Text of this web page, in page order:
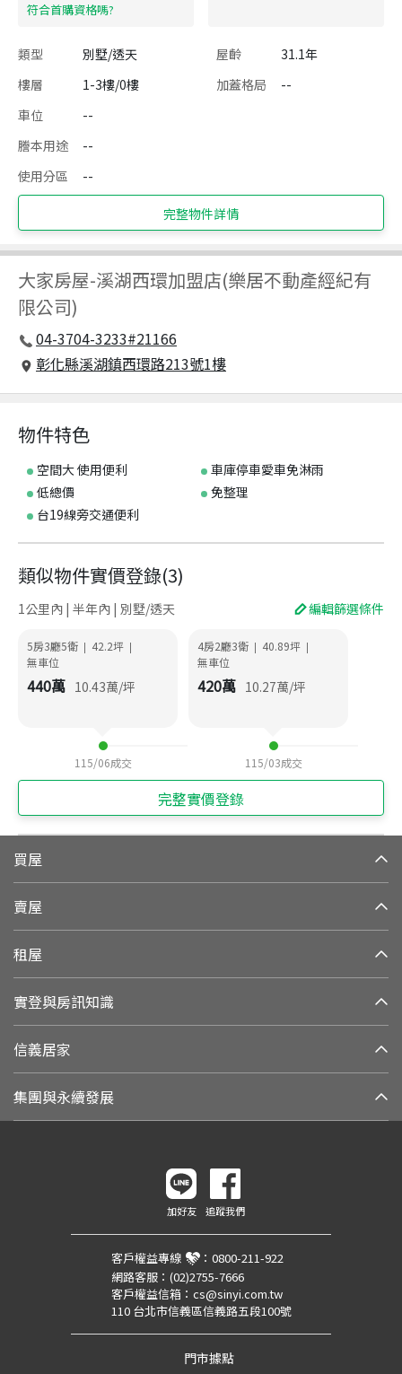
​符合首購資格嗎?
類型 別墅/透天 屋齡
31.1年
樓層
1-3樓/0樓 加蓋格局
--
車位
--
謄本用途
--
使用分區
--
完整物件詳情
大家房屋-溪湖西環加盟店(樂居不動產經紀有
限公司)
04-3704-3233#21166
彰化縣溪湖鎮西環路213號1樓
物件特色
空間大 使用便利
車庫停車愛車免淋雨
低總價
免整理
台19線旁交通便利
類似物件實價登錄(3)
1公里內 | 半年內 | 別墅/透天 編輯篩選條件
5房3廳5衛 | 42.2坪 |
無車位
440萬 10.43萬/坪
115/06成交
4房2廳3衛 | 40.89坪 |
無車位
420萬 10.27萬/坪
115/03成交
完整實價登錄
買屋
賣屋
租屋
實登與房訊知識
信義居家
集團與永續發展
加好友 追蹤我們
客戶權益專線 ： 0800-211-922
網路客服： (02)2755-7666
客戶權益信箱： cs@sinyi.com.tw
110 台北市信義區信義路五段100號
門市據點